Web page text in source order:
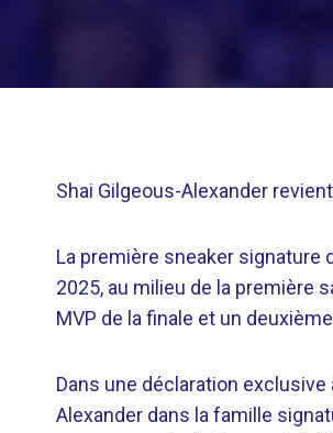
Shai Gilgeous-Alexander
La première sneaker signature
2025, au milieu de la première
MVP de la finale et un
Dans une déclaration
Alexander dans la famille